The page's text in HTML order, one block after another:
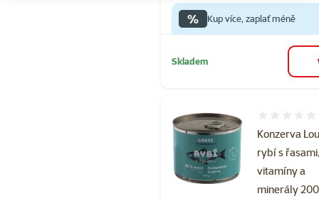
% Kup více, zaplať méně
Skladem
Konzerva
rybí s
vitamíny a
minerály